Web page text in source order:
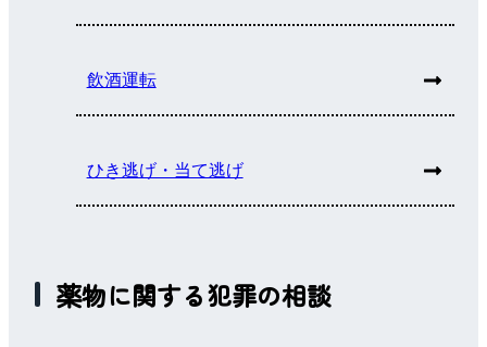
飲酒運転
ひき逃げ・当て逃げ
薬物に関する犯罪の相談